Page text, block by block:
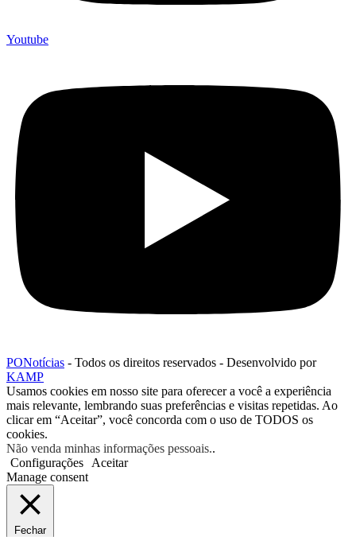
Youtube
PONotícias - Todos os direitos reservados - Desenvolvido por
KAMP
Usamos cookies em nosso site para oferecer a você a experiência
mais relevante, lembrando suas preferências e visitas repetidas. Ao
clicar em “Aceitar”, você concorda com o uso de TODOS os
cookies.
Não venda minhas informações pessoais..
Configurações
Aceitar
Manage consent
Fechar